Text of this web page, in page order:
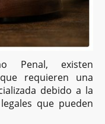
Penal, existen
requieren una
debido a la
que pueden